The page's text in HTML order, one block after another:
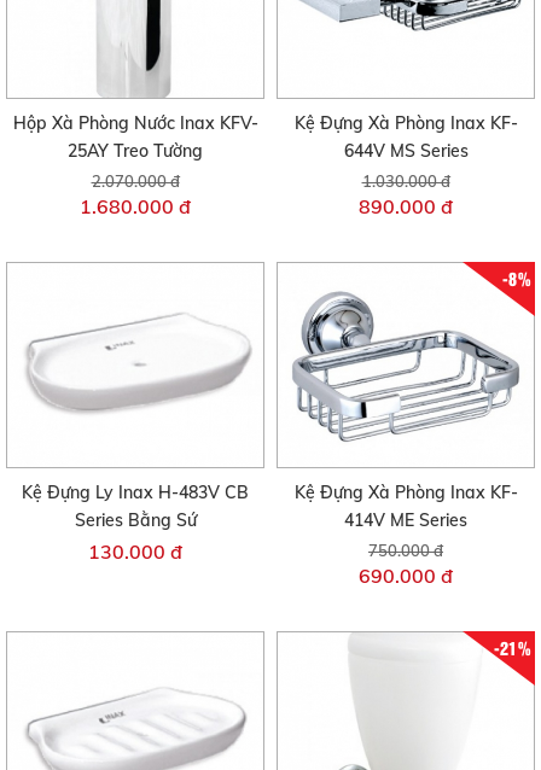
Hộp Xà Phòng Nước Inax KFV-
25AY Treo Tường
2.070.000 đ
1.680.000 đ
Kệ Đựng Xà Phòng Inax KF-
644V MS Series
1.030.000 đ
890.000 đ
Kệ Đựng Ly Inax H-483V CB
Series Bằng Sứ
130.000 đ
-8%
Kệ Đựng Xà Phòng Inax KF-
414V ME Series
750.000 đ
690.000 đ
-21%